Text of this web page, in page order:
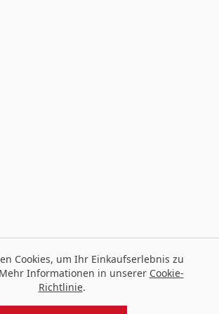
Cookies, um Ihr Einkaufserlebnis zu
Informationen in unserer Cookie-
Richtlinie.